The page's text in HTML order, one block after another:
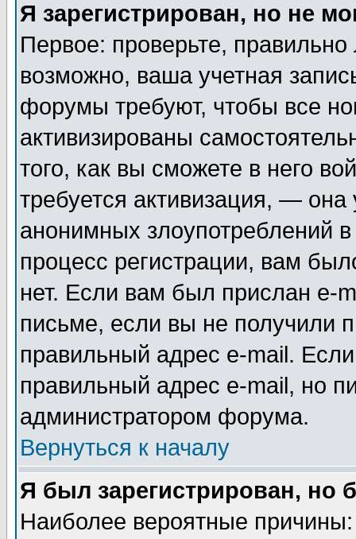
Я зарегистрирован, но не
Первое: проверьте,
возможно, ваша учетная
форумы требуют, чтобы все
активизированы
того, как вы сможете в него
требуется активизация, —
анонимных злоупотреблений
процесс регистрации, вам
нет. Если вам был прислан e-
письме, если вы не получили
правильный адрес e-mail.
правильный адрес e-mail, но
администратором форума.
Вернуться к началу
Я был зарегистрирован, но
Наиболее вероятные